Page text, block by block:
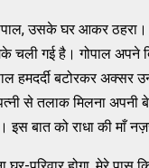
उसके घर आकर
गई है। गोपाल अपने
हमदर्दी बटोरकर
से तलाक मिलना
बात को राधा की माँ